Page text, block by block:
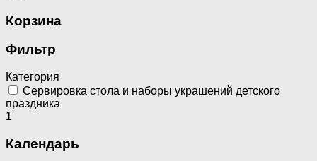
Корзина
Фильтр
Категория
Сервировка стола и наборы украшений детского
праздника
1
Календарь